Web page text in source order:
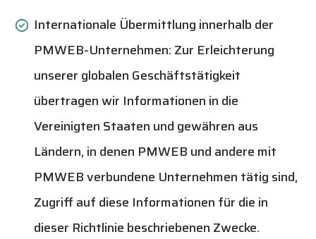
Internationale Übermittlung innerhalb der
PMWEB-Unternehmen: Zur Erleichterung
unserer globalen Geschäftstätigkeit
übertragen wir Informationen in die
Vereinigten Staaten und gewähren aus
Ländern, in denen PMWEB und andere mit
PMWEB verbundene Unternehmen tätig sind,
Zugriff auf diese Informationen für die in
dieser Richtlinie beschriebenen Zwecke.